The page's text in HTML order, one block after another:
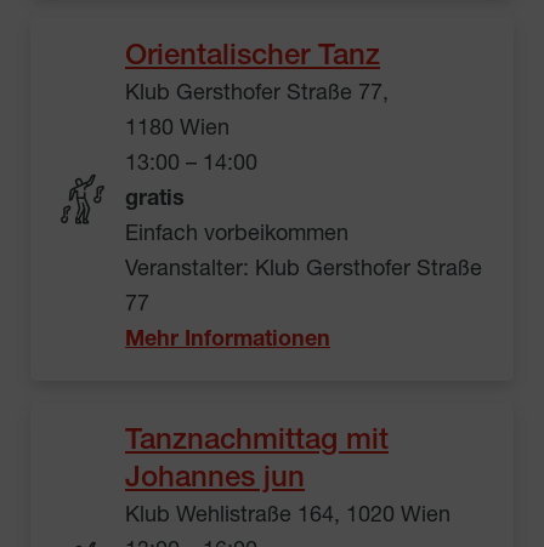
Orientalischer Tanz
Klub Gersthofer Straße 77,
1180 Wien
13:00 – 14:00
gratis
Einfach vorbeikommen
Veranstalter: Klub Gersthofer Straße
77
Mehr Informationen
Tanznachmittag mit
Johannes jun
Klub Wehlistraße 164, 1020 Wien